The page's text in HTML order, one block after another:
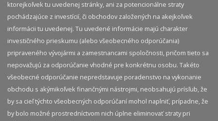
ktorejkoľvek tu uvedenej stránky, ani za potencionálne straty
pochádzajúce z investícií, či obchodov založených na akejkoľvek
informácii tu uvedenej. Tu uvedené informácie majú charakter
investičného prieskumu (alebo všeobecného odporúčania)
pripraveného vývojármi a zamestnancami spoločnosti, pričom tieto sa
nepovažujú za odporúčanie vhodné pre konkrétnu osobu. Takéto
všeobecné odporúčanie nepredstavuje poradenstvo na vykonanie
obchodu s akýmikoľvek finančnými nástrojmi, neobsahujú prísľub, že
by sa cieľ týchto všeobecných odporúčaní mohol naplniť, prípadne, že
by bolo možné prostredníctvom nich úplne eliminovať straty pri